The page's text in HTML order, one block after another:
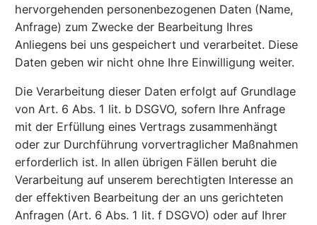
hervorgehenden personenbezogenen Daten (Name,
Anfrage) zum Zwecke der Bearbeitung Ihres
Anliegens bei uns gespeichert und verarbeitet. Diese
Daten geben wir nicht ohne Ihre Einwilligung weiter.
Die Verarbeitung dieser Daten erfolgt auf Grundlage
von Art. 6 Abs. 1 lit. b DSGVO, sofern Ihre Anfrage
mit der Erfüllung eines Vertrags zusammenhängt
oder zur Durchführung vorvertraglicher Maßnahmen
erforderlich ist. In allen übrigen Fällen beruht die
Verarbeitung auf unserem berechtigten Interesse an
der effektiven Bearbeitung der an uns gerichteten
Anfragen (Art. 6 Abs. 1 lit. f DSGVO) oder auf Ihrer